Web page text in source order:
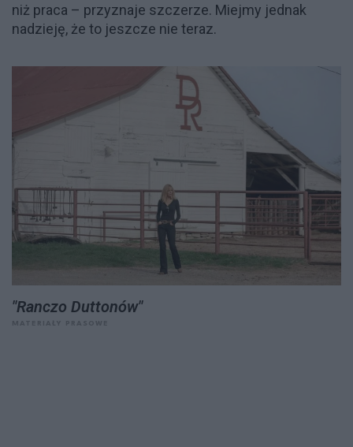
niż praca – przyznaje szczerze. Miejmy jednak
nadzieję, że to jeszcze nie teraz.
"Ranczo Duttonów"